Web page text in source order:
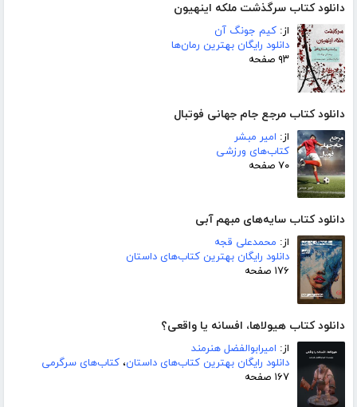
دانلود کتاب سرگذشت ملکه اینهیون
از: کیم جونگ آن
دانلود رایگان بهترین رمان‌ها
۹۳ صفحه
دانلود کتاب مرجع جام جهانی فوتبال
از: امیر مبشر
کتاب‌های ورزشی
۷۰ صفحه
دانلود کتاب سایه‌های مبهم آبی
از: محمدعلی قجه
دانلود رایگان بهترین کتاب‌های داستان
۱۷۶ صفحه
دانلود کتاب هیولاها، افسانه یا واقعی؟
از: امیرابوالفضل هنرمند
دانلود رایگان بهترین کتاب‌های داستان، کتاب‌های سرگرمی
۱۶۷ صفحه